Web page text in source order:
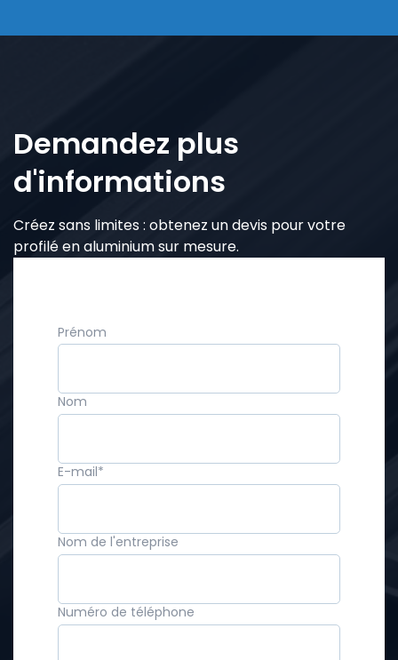
Demandez plus
d'informations
Créez sans limites : obtenez un devis pour votre
profilé en aluminium sur mesure.
Prénom
Nom
E-mail*
Nom de l'entreprise
Numéro de téléphone